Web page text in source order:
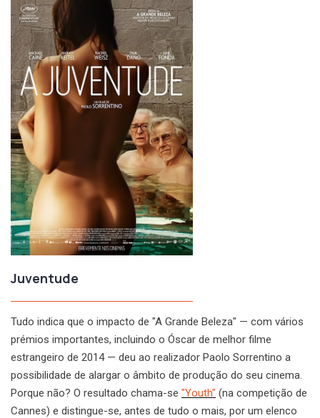
Juventude
Tudo indica que o impacto de "A Grande Beleza" — com vários
prémios importantes, incluindo o Óscar de melhor filme
estrangeiro de 2014 — deu ao realizador Paolo Sorrentino a
possibilidade de alargar o âmbito de produção do seu cinema.
Porque não? O resultado chama-se "Youth" (na competição de
Cannes) e distingue-se, antes de tudo o mais, por um elenco